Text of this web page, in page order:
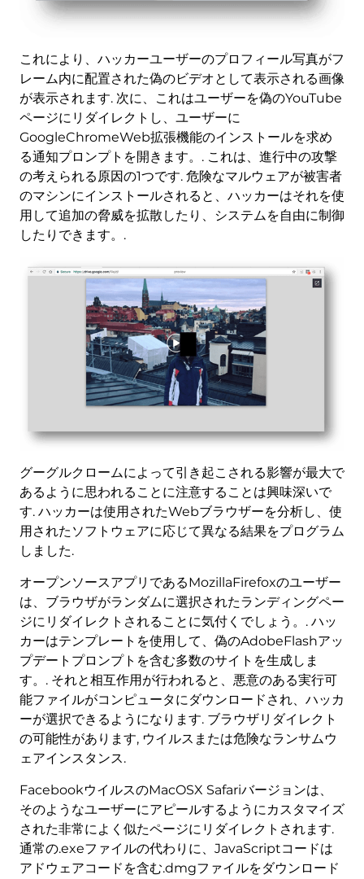
これにより、ハッカーユーザーのプロフィール写真がフ
レーム内に配置された偽のビデオとして表示される画像
が表示されます. 次に、これはユーザーを偽のYouTube
ページにリダイレクトし、ユーザーに
GoogleChromeWeb拡張機能のインストールを求め
る通知プロンプトを開きます。. これは、進行中の攻撃
の考えられる原因の1つです. 危険なマルウェアが被害者
のマシンにインストールされると、ハッカーはそれを使
用して追加の脅威を拡散したり、システムを自由に制御
したりできます。.
グーグルクロームによって引き起こされる影響が最大で
あるように思われることに注意することは興味深いで
す. ハッカーは使用されたWebブラウザーを分析し、使
用されたソフトウェアに応じて異なる結果をプログラム
しました.
オープンソースアプリであるMozillaFirefoxのユーザー
は、ブラウザがランダムに選択されたランディングペー
ジにリダイレクトされることに気付くでしょう。. ハッ
カーはテンプレートを使用して、偽のAdobeFlashアッ
プデートプロンプトを含む多数のサイトを生成しま
す。. それと相互作用が行われると、悪意のある実行可
能ファイルがコンピュータにダウンロードされ、ハッカ
ーが選択できるようになります. ブラウザリダイレクト
の可能性があります, ウイルスまたは危険なランサムウ
ェアインスタンス.
FacebookウイルスのMacOSX Safariバージョンは、
そのようなユーザーにアピールするようにカスタマイズ
された非常によく似たページにリダイレクトされます.
通常の.exeファイルの代わりに、JavaScriptコードは
アドウェアコードを含む.dmgファイルをダウンロード